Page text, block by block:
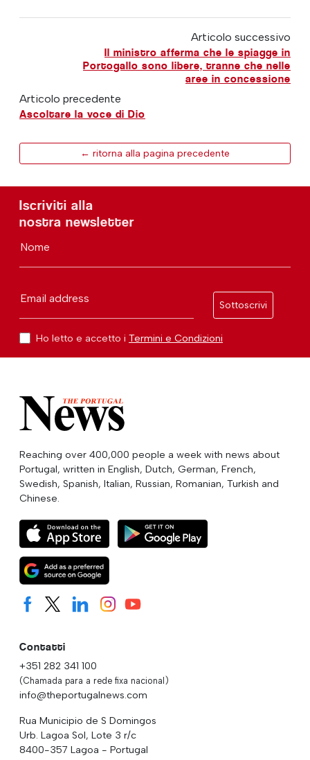
Articolo successivo
Il ministro afferma che le spiagge in
Portogallo sono libere, tranne che nelle
aree in concessione
Articolo precedente
Ascoltare la voce di Dio
← ritorna alla pagina precedente
Iscriviti alla
nostra newsletter
Nome
Email address
Sottoscrivi
Ho letto e accetto i Termini e Condizioni
Reaching over 400,000 people a week with news about
Portugal, written in English, Dutch, German, French,
Swedish, Spanish, Italian, Russian, Romanian, Turkish and
Chinese.
Contatti
+351 282 341 100
(Chamada para a rede fixa nacional)
info@theportugalnews.com
Rua Municipio de S Domingos
Urb. Lagoa Sol, Lote 3 r/c
8400-357 Lagoa - Portugal